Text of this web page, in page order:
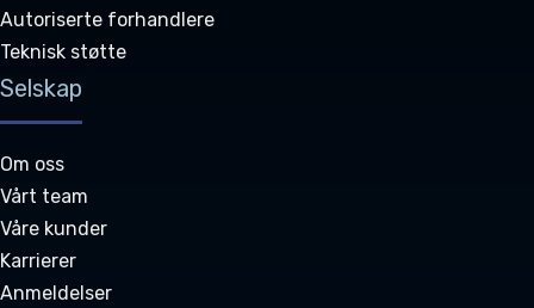
Autoriserte forhandlere
Teknisk støtte
Selskap
Om oss
Vårt team
Våre kunder
Karrierer
Anmeldelser